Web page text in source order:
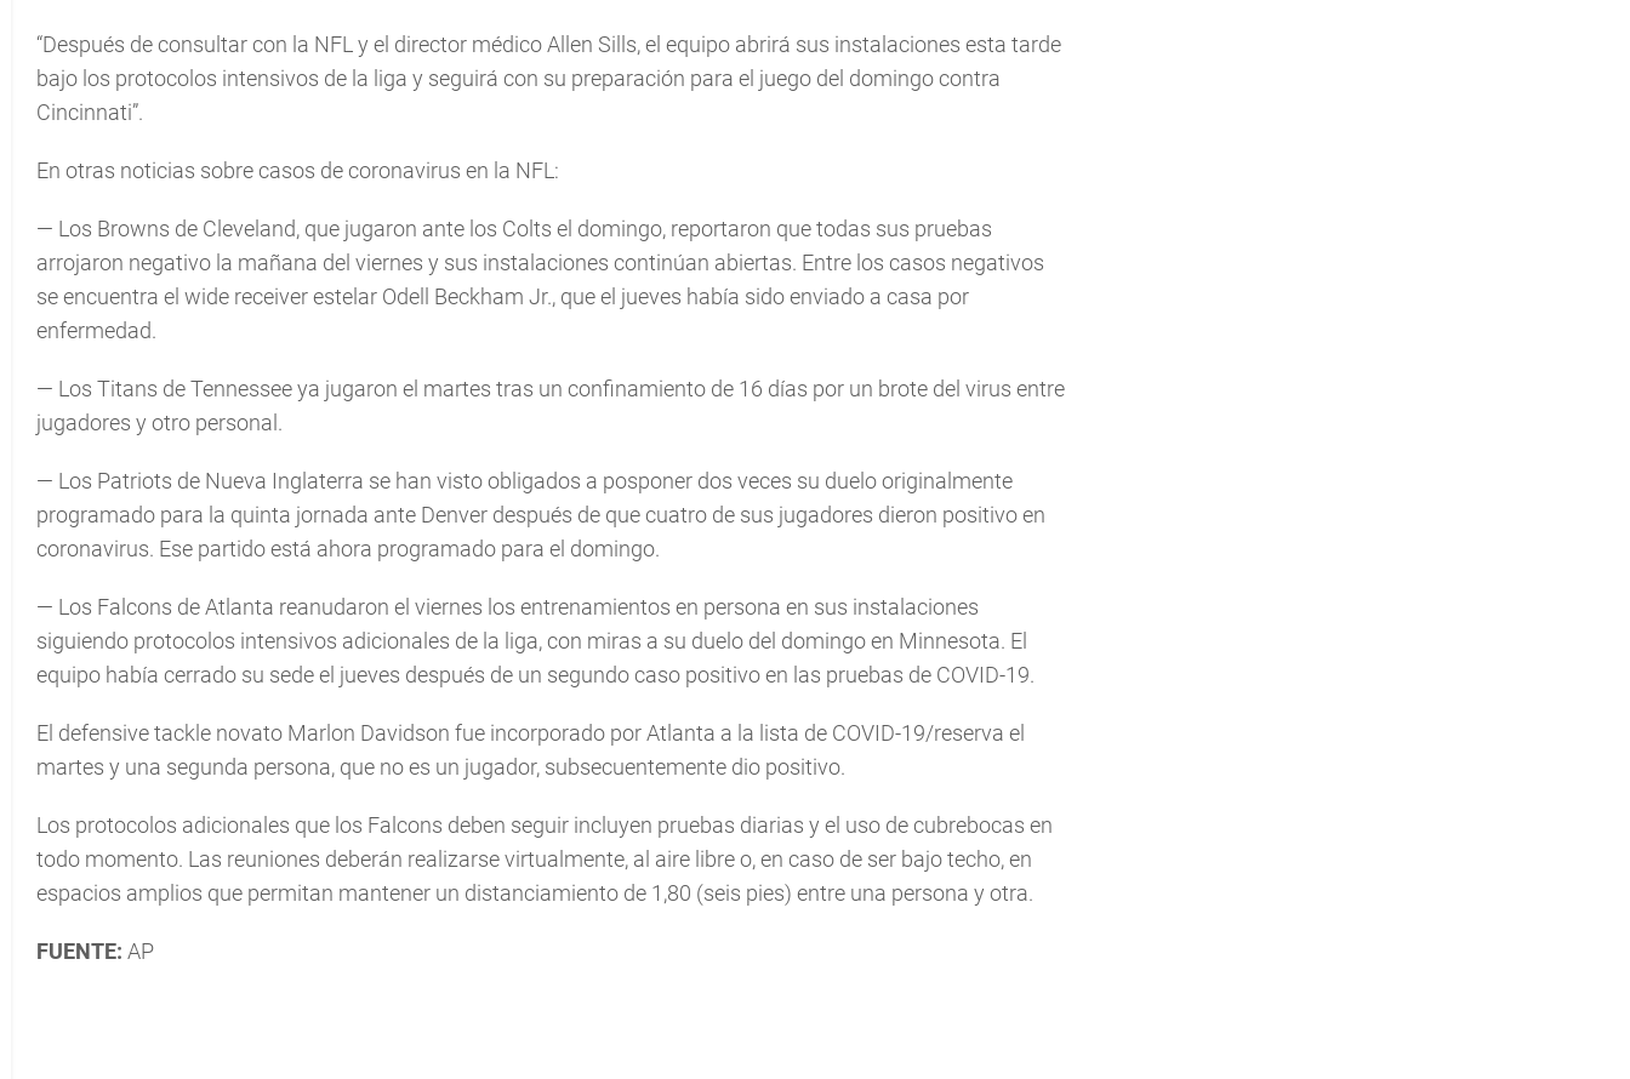
“Después de consultar con la NFL y el director médico Allen Sills, el equipo abrirá sus instalaciones esta tarde
bajo los protocolos intensivos de la liga y seguirá con su preparación para el juego del domingo contra
Cincinnati”.
En otras noticias sobre casos de coronavirus en la NFL:
— Los Browns de Cleveland, que jugaron ante los Colts el domingo, reportaron que todas sus pruebas
arrojaron negativo la mañana del viernes y sus instalaciones continúan abiertas. Entre los casos negativos
se encuentra el wide receiver estelar Odell Beckham Jr., que el jueves había sido enviado a casa por
enfermedad.
— Los Titans de Tennessee ya jugaron el martes tras un confinamiento de 16 días por un brote del virus entre
jugadores y otro personal.
— Los Patriots de Nueva Inglaterra se han visto obligados a posponer dos veces su duelo originalmente
programado para la quinta jornada ante Denver después de que cuatro de sus jugadores dieron positivo en
coronavirus. Ese partido está ahora programado para el domingo.
— Los Falcons de Atlanta reanudaron el viernes los entrenamientos en persona en sus instalaciones
siguiendo protocolos intensivos adicionales de la liga, con miras a su duelo del domingo en Minnesota. El
equipo había cerrado su sede el jueves después de un segundo caso positivo en las pruebas de COVID-19.
El defensive tackle novato Marlon Davidson fue incorporado por Atlanta a la lista de COVID-19/reserva el
martes y una segunda persona, que no es un jugador, subsecuentemente dio positivo.
Los protocolos adicionales que los Falcons deben seguir incluyen pruebas diarias y el uso de cubrebocas en
todo momento. Las reuniones deberán realizarse virtualmente, al aire libre o, en caso de ser bajo techo, en
espacios amplios que permitan mantener un distanciamiento de 1,80 (seis pies) entre una persona y otra.
FUENTE: AP